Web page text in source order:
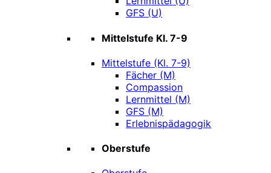
GFS (U)
Mittelstufe Kl. 7-9
Mittelstufe (Kl. 7-9)
Fächer (M)
Compassion
Lernmittel (M)
GFS (M)
Erlebnispädagogik
Oberstufe